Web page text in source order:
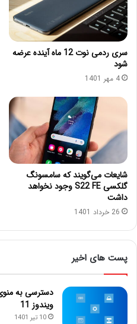
سری ردمی نوت 12 ماه آینده عرضه
شود
4 مهر 1401
شایعات می‌گویند که سامسونگ
گلکسی S22 FE وجود نخواهد
داشت
26 خرداد 1401
پست های اخیر
ویندوز 11
10 تیر 1401